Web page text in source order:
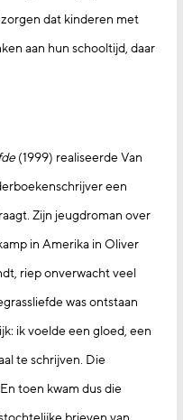
dat kinderen met
aan hun schooltijd, daar
(1999) realiseerde Van
een
Zijn jeugdroman over
in Amerika in Oliver
riep onverwacht veel
was ontstaan
ik voelde een gloed, een
te schrijven. Die
toen kwam dus die